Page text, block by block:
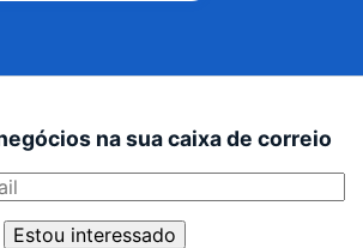
na sua caixa de correio
Estou interessado